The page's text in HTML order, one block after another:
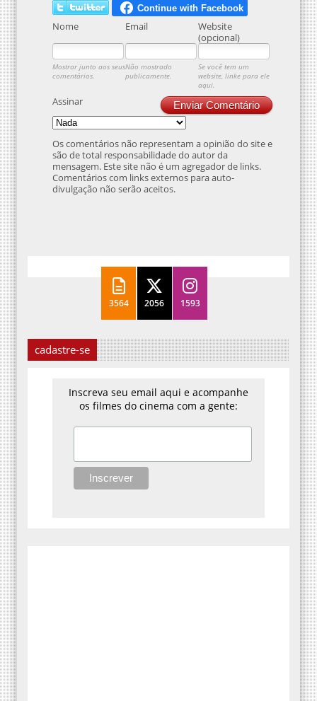
Nome Email
Website
(opcional)
Mostrar junto aos seus
comentários.
Não mostrado
publicamente.
Se você tem um
website, linke para ele
aqui.
Enviar Comentário
são de total responsabilidade do autor da
mensagem. Este site não é um agregador de links.
Comentários com links externos para auto-
divulgação não serão aceitos.
3564 2056 1593
cadastre-se
os filmes do cinema com a gente: